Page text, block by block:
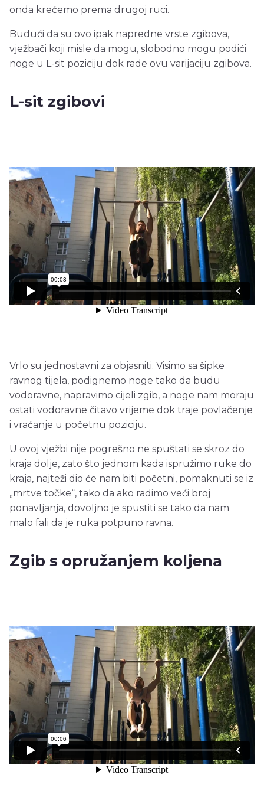
onda krećemo prema drugoj ruci.
Budući da su ovo ipak napredne vrste zgibova,
vježbači koji misle da mogu, slobodno mogu podići
noge u L-sit poziciju dok rade ovu varijaciju zgibova.
L-sit zgibovi
Vrlo su jednostavni za objasniti. Visimo sa šipke
ravnog tijela, podignemo noge tako da budu
vodoravne, napravimo cijeli zgib, a noge nam moraju
ostati vodoravne čitavo vrijeme dok traje povlačenje
i vraćanje u početnu poziciju.
U ovoj vježbi nije pogrešno ne spuštati se skroz do
kraja dolje, zato što jednom kada ispružimo ruke do
kraja, najteži dio će nam biti početni, pomaknuti se iz
„mrtve točke“, tako da ako radimo veći broj
ponavljanja, dovoljno je spustiti se tako da nam
malo fali da je ruka potpuno ravna.
Zgib s opružanjem koljena